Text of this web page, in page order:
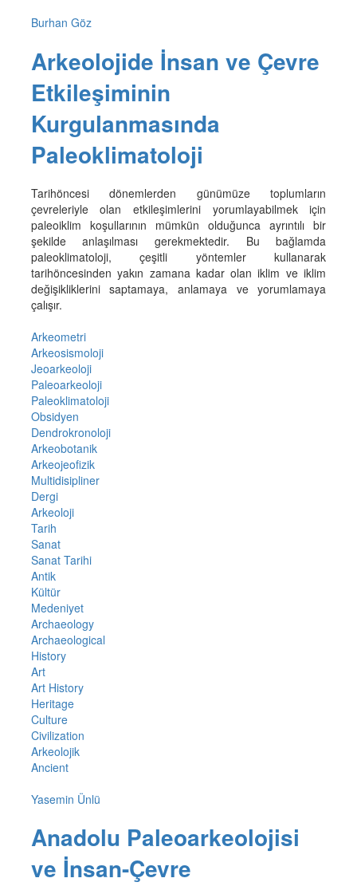
Burhan Göz
Arkeolojide İnsan ve Çevre
Etkileşiminin
Kurgulanmasında
Paleoklimatoloji
Tarihöncesi dönemlerden günümüze toplumların
çevreleriyle olan etkileşimlerini yorumlayabilmek için
paleoiklim koşullarının mümkün olduğunca ayrıntılı bir
şekilde anlaşılması gerekmektedir. Bu bağlamda
paleoklimatoloji, çeşitli yöntemler kullanarak
tarihöncesinden yakın zamana kadar olan iklim ve iklim
değişikliklerini saptamaya, anlamaya ve yorumlamaya
çalışır.
Arkeometri
Arkeosismoloji
Jeoarkeoloji
Paleoarkeoloji
Paleoklimatoloji
Obsidyen
Dendrokronoloji
Arkeobotanik
Arkeojeofizik
Multidisipliner
Dergi
Arkeoloji
Tarih
Sanat
Sanat Tarihi
Antik
Kültür
Medeniyet
Archaeology
Archaeological
History
Art
Art History
Heritage
Culture
Civilization
Arkeolojik
Ancient
Yasemin Ünlü
Anadolu Paleoarkeolojisi
ve İnsan-Çevre